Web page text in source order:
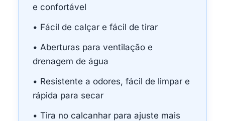
e confortável
• Fácil de calçar e fácil de tirar
• Aberturas para ventilação e
drenagem de água
• Resistente a odores, fácil de limpar e
rápida para secar
• Tira no calcanhar para ajuste mais